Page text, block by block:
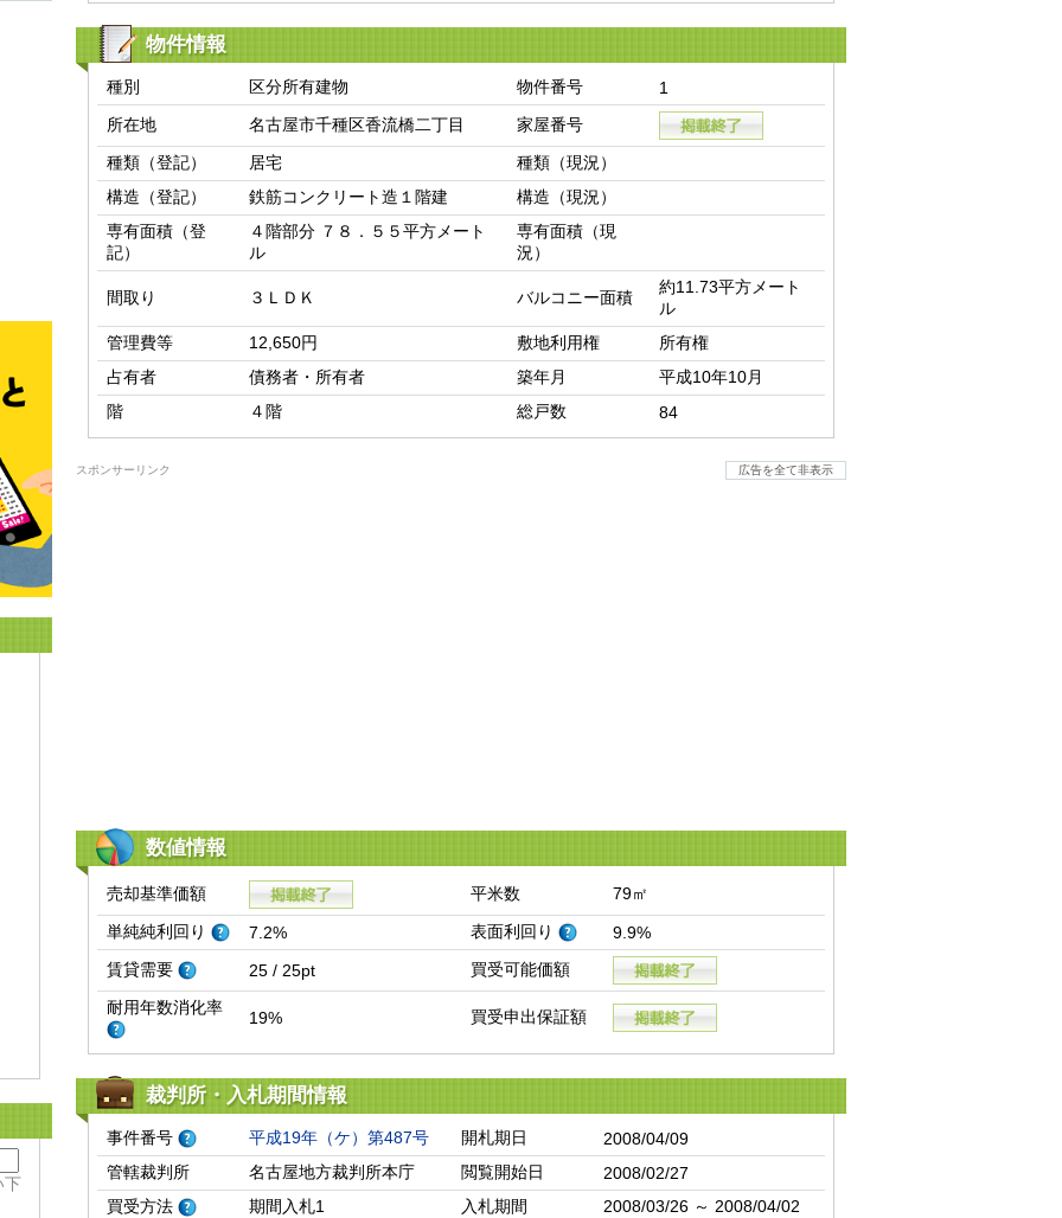
下
物件情報
種別 区分所有建物 物件番号
1
所在地
名古屋市千種区香流橋二丁目
家屋番号
種類（登記）
居宅
種類（現況）
構造（登記）
鉄筋コンクリート造１階建
構造（現況）
専有面積（登
記）
４階部分 ７８．５５平方メート
ル
専有面積（現
況）
間取り ３ＬＤＫ バルコニー面積
約11.73平方メート
ル
管理費等
12,650円 敷地利用権
所有権
占有者
債務者・所有者 築年月
平成10年10月
階
４階 総戸数 84
スポンサーリンク 広告を全て非表示
数値情報
売却基準価額 平米数
79㎡
単純純利回り
7.2% 表面利回り
9.9%
賃貸需要
25 / 25pt
買受可能価額
耐用年数消化率
19% 買受申出保証額
裁判所・入札期間情報
事件番号 平成19年（ケ）第487号 開札期日
2008/04/09
管轄裁判所
名古屋地方裁判所本庁 閲覧開始日
2008/02/27
買受方法
期間入札1 入札期間
2008/03/26 ～ 2008/04/02